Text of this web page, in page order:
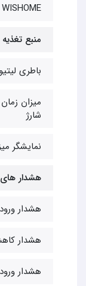
WISHOME
منبع تغذیه
باطری
شارژ
نمایشگر
هشدار
هشدار
هشدار
هشدار ورود غیر